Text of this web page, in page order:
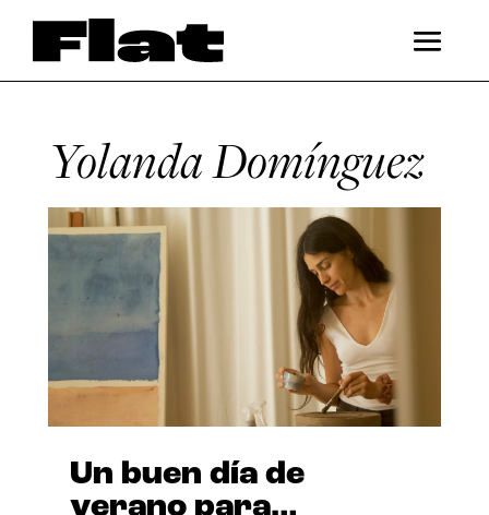
Yolanda Domínguez
Un buen día de
verano para…